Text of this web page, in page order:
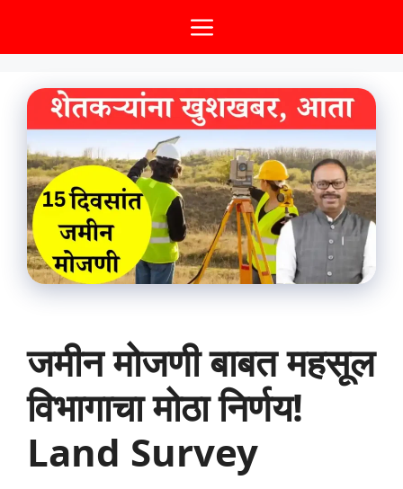
to
content
Menu
जमीन मोजणी बाबत महसूल
विभागाचा मोठा निर्णय!
Land Survey